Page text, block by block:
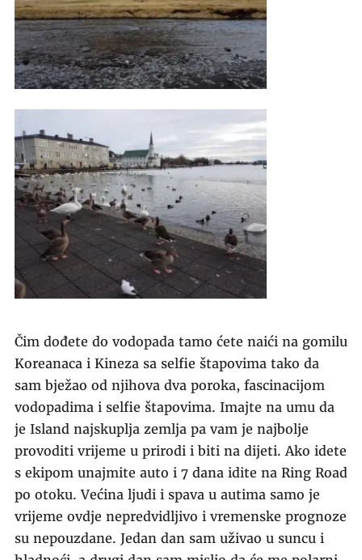
Čim dođete do vodopada tamo ćete naići na gomilu
Koreanaca i Kineza sa selfie štapovima tako da
sam bježao od njihova dva poroka, fascinacijom
vodopadima i selfie štapovima. Imajte na umu da
je Island najskuplja zemlja pa vam je najbolje
provoditi vrijeme u prirodi i biti na dijeti. Ako idete
s ekipom unajmite auto i 7 dana idite na Ring Road
po otoku. Većina ljudi i spava u autima samo je
vrijeme ovdje nepredvidljivo i vremenske prognoze
su nepouzdane. Jedan dan sam uživao u suncu i